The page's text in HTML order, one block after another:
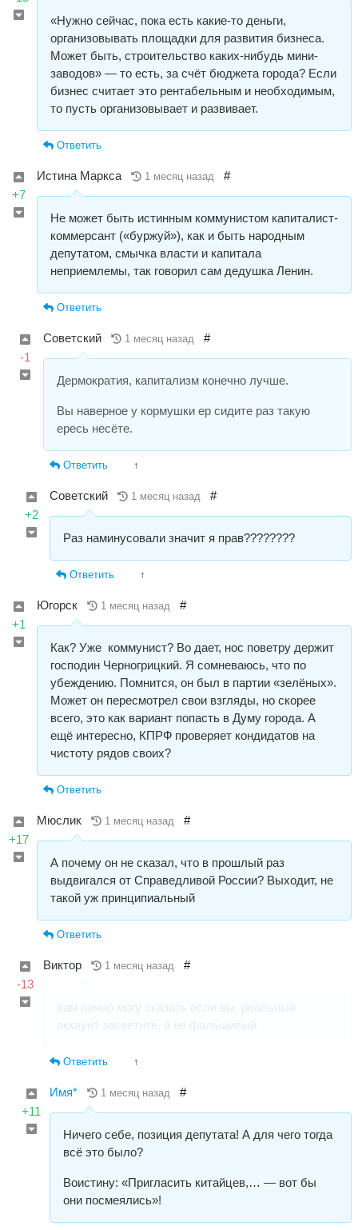
«Нужно сейчас, пока есть какие-то деньги,
организовывать площадки для развития бизнеса.
Может быть, строительство каких-нибудь мини-
заводов» — то есть, за счёт бюджета города? Если
бизнес считает это рентабельным и необходимым,
то пусть организовывает и развивает.
Ответить
+7
Истина Маркса 1 месяц назад #
Не может быть истинным коммунистом капиталист-
коммерсант («буржуй»), как и быть народным
депутатом, смычка власти и капитала
неприемлемы, так говорил сам дедушка Ленин.
Ответить
-1
Советский 1 месяц назад #
Дермократия, капитализм конечно лучше.
Вы наверное у кормушки ер сидите раз такую
ересь несёте.
Ответить ↑
+2
Советский 1 месяц назад #
Раз наминусовали значит я прав????????
Ответить ↑
+1
Югорск 1 месяц назад #
Как? Уже коммунист? Во дает, нос поветру держит
господин Черногрицкий. Я сомневаюсь, что по
убеждению. Помнится, он был в партии «зелёных».
Может он пересмотрел свои взгляды, но скорее
всего, это как вариант попасть в Думу города. А
ещё интересно, КПРФ проверяет кондидатов на
чистоту рядов своих?
Ответить
+17
Мюслик 1 месяц назад #
А почему он не сказал, что в прошлый раз
выдвигался от Справедливой России? Выходит, не
такой уж принципиальный
Ответить
-13
Виктор 1 месяц назад #
Ответить ↑
+11
Имя* 1 месяц назад #
Ничего себе, позиция депутата! А для чего тогда
всё это было?
Воистину: «Пригласить китайцев,… — вот бы
они посмеялись»!